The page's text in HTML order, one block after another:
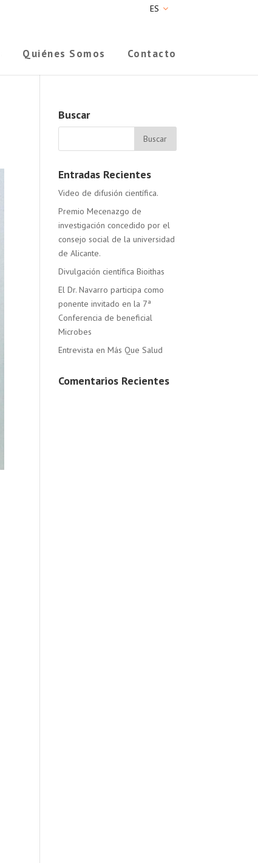
ES
Quiénes Somos Contacto
Buscar
Entradas Recientes
Video de difusión científica.
Premio Mecenazgo de
investigación concedido por el
consejo social de la universidad
de Alicante.
Divulgación científica Bioithas
El Dr. Navarro participa como
ponente invitado en la 7ª
Conferencia de beneficial
Microbes
Entrevista en Más Que Salud
Comentarios Recientes